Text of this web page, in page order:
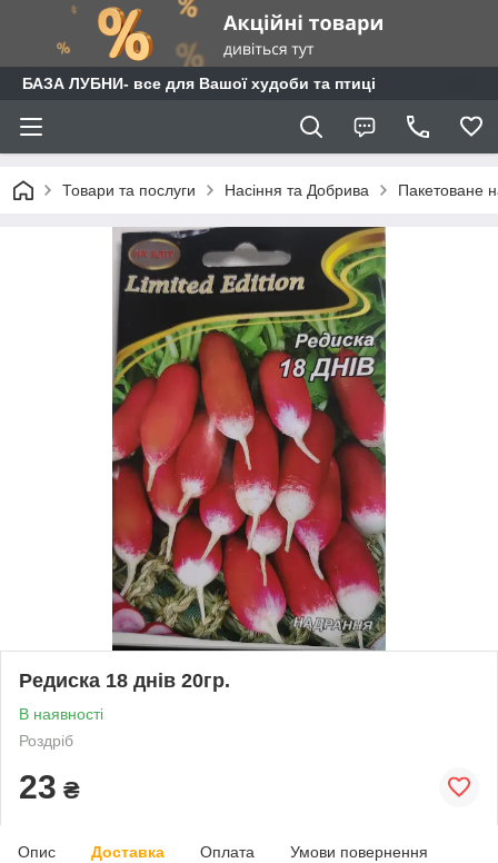
БАЗА ЛУБНИ- все для Вашої худоби та птиці
Товари та послуги Насіння та Добрива Пакетоване
Редиска 18 днів 20гр.
В наявності
Роздріб
23 ₴
Опис Доставка Оплата Умови повернення